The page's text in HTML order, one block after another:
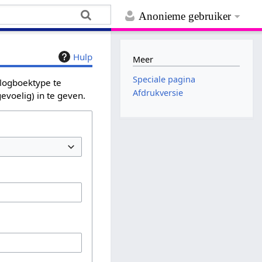
Anonieme gebruiker
Hulp
te
in te geven.
Meer
Speciale pagina
Afdrukversie